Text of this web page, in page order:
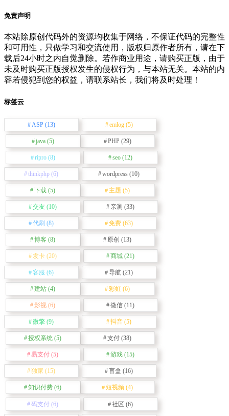
免责声明
本站除原创代码外的资源均收集于网络，不保证代码的完整性
和可用性，只做学习和交流使用，版权归原作者所有，请在下
载后24小时之内自觉删除。若作商业用途，请购买正版，由于
未及时购买正版授权发生的侵权行为，与本站无关。本站的内
容若侵犯到您的权益，请联系站长，我们将及时处理！
标签云
ASP(13) emlog(5)
java(5) PHP(29)
ripro(8) seo (12)
thinkphp (6) wordpress (10)
下载 (5) 主题 (5)
交友 (10) 亲测 (33)
代刷 (8) 免费 (63)
博客 (8) 原创 (13)
发卡 (20) 商城 (21)
客服 (6) 导航 (21)
建站 (4) 彩虹 (6)
影视 (6) 微信 (11)
微擎 (9) 抖音 (5)
授权系统 (5) 支付 (38)
易支付 (5) 游戏 (15)
独家 (15) 盲盒 (16)
知识付费 (6) 短视频 (4)
码支付 (6) 社区 (6)